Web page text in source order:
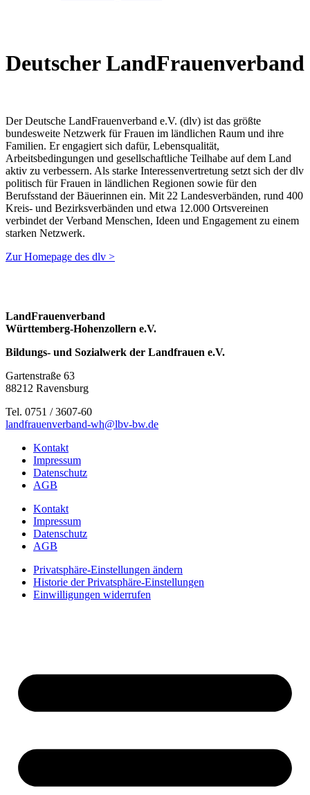
Deutscher LandFrauenverband
Der Deutsche LandFrauenverband e.V. (dlv) ist das größte
bundesweite Netzwerk für Frauen im ländlichen Raum und ihre
Familien. Er engagiert sich dafür, Lebensqualität,
Arbeitsbedingungen und gesellschaftliche Teilhabe auf dem Land
aktiv zu verbessern. Als starke Interessenvertretung setzt sich der dlv
politisch für Frauen in ländlichen Regionen sowie für den
Berufsstand der Bäuerinnen ein. Mit 22 Landesverbänden, rund 400
Kreis- und Bezirksverbänden und etwa 12.000 Ortsvereinen
verbindet der Verband Menschen, Ideen und Engagement zu einem
starken Netzwerk.
Zur Homepage des dlv >
LandFrauenverband
Württemberg-Hohenzollern e.V.
Bildungs- und Sozialwerk der Landfrauen e.V.
Gartenstraße 63
88212 Ravensburg
Tel. 0751 / 3607-60
landfrauenverband-wh@lbv-bw.de
Kontakt
Impressum
Datenschutz
AGB
Kontakt
Impressum
Datenschutz
AGB
Privatsphäre-Einstellungen ändern
Historie der Privatsphäre-Einstellungen
Einwilligungen widerrufen